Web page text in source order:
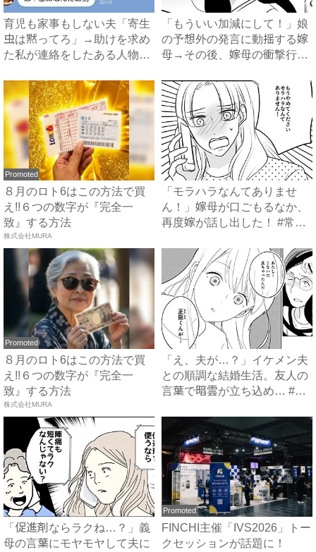
育児も家事もしない夫「寄生
虫は黙ってろ」→助けを求め
た私が連絡をしたある人物と
「もういい加減にして！」娘
の予想外の発言に動揺する嫁
母→その後、嫁母の衝撃行動
Promoted
８月のロト6はこの方法で買
え!!６つの数字が『完全一
致』する方法
株式会社MURA
「モラハラなんてありませ
ん！」嫁母が口ごもるなか、
再度嫁が話し出した！ #常識
Promoted
８月のロト6はこの方法で買
え!!６つの数字が『完全一
致』する方法
株式会社MURA
「え、夫が…？」イケメン夫
との順調な結婚生活。友人の
言葉で暗雲が立ち込め… #
「促進剤ならラクね…？」義
母の言葉にモヤモヤして夫に
Promoted
FINCHI主催「IVS2026」トー
クセッションが話題に！